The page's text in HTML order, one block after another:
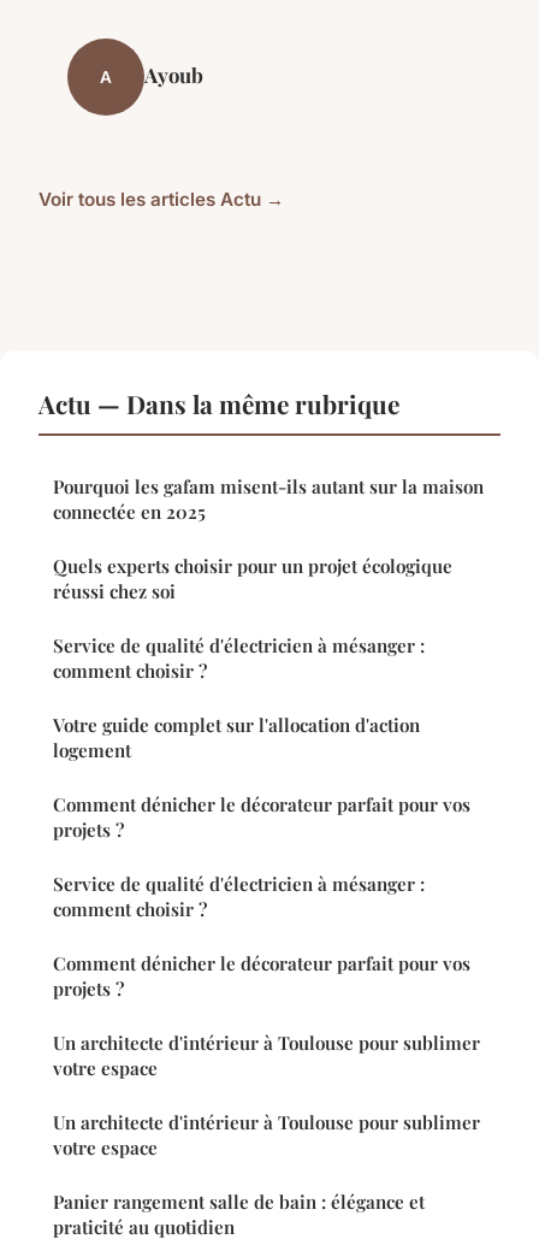
A Ayoub
Voir tous les articles Actu →
Actu — Dans la même rubrique
Pourquoi les gafam misent-ils autant sur la maison
connectée en 2025
Quels experts choisir pour un projet écologique
réussi chez soi
Service de qualité d'électricien à mésanger :
comment choisir ?
Votre guide complet sur l'allocation d'action
logement
Comment dénicher le décorateur parfait pour vos
projets ?
Service de qualité d'électricien à mésanger :
comment choisir ?
Comment dénicher le décorateur parfait pour vos
projets ?
Un architecte d'intérieur à Toulouse pour sublimer
votre espace
Un architecte d'intérieur à Toulouse pour sublimer
votre espace
Panier rangement salle de bain : élégance et
praticité au quotidien